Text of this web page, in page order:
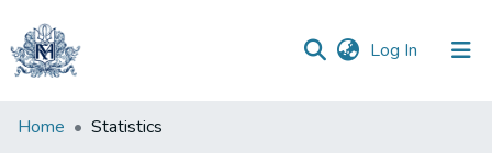
Log In (current)
Communities
Home Statistics